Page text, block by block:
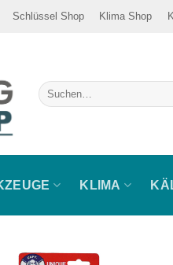
Schlüssel Shop Klima Shop
Suche
nach:
KLIMA